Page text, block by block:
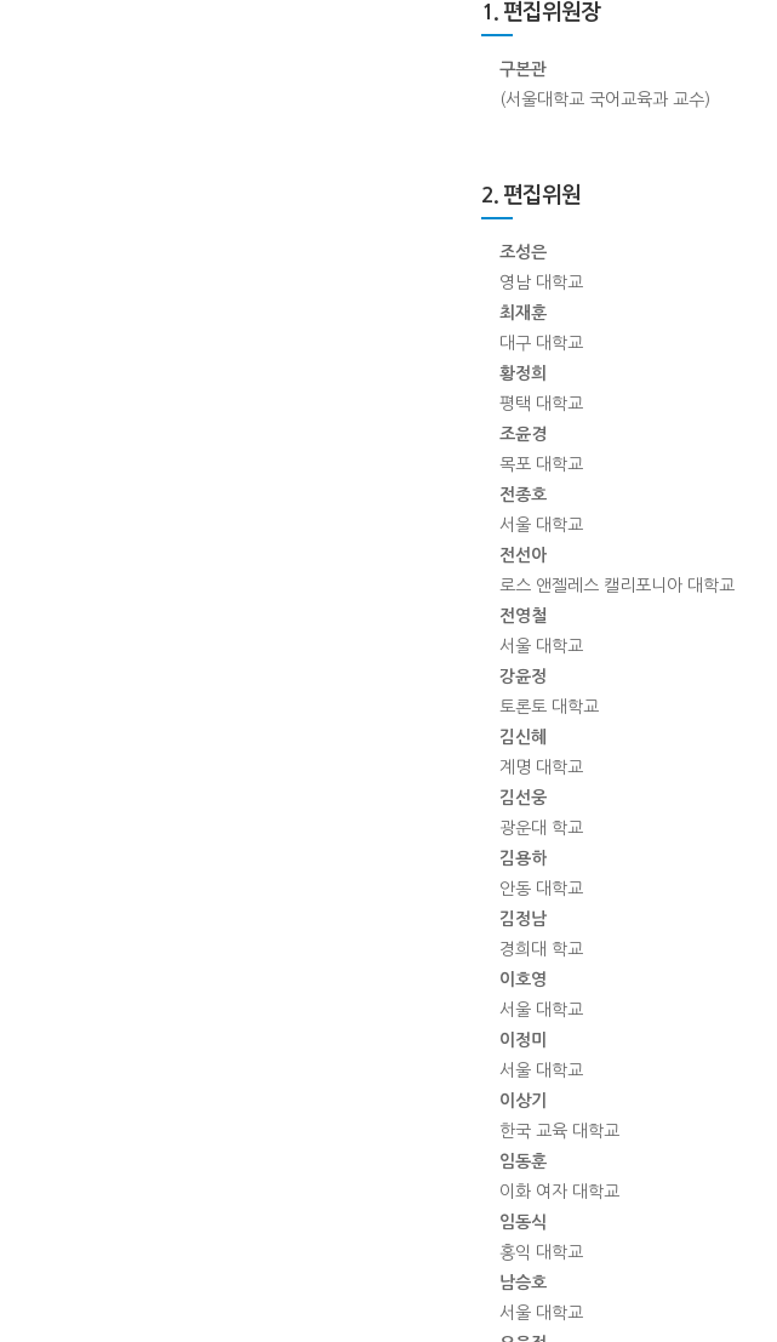
1. 편집위원장
구본관
(서울대학교 국어교육과 교수)
2. 편집위원
조성은
영남 대학교
최재훈
대구 대학교
황정희
평택 대학교
조윤경
목포 대학교
전종호
서울 대학교
전선아
로스 앤젤레스 캘리포니아 대학교
전영철
서울 대학교
강윤정
토론토 대학교
김신혜
계명 대학교
김선웅
광운대 학교
김용하
안동 대학교
김정남
경희대 학교
이호영
서울 대학교
이정미
서울 대학교
이상기
한국 교육 대학교
임동훈
이화 여자 대학교
임동식
홍익 대학교
남승호
서울 대학교